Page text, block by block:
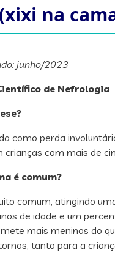
na
junho/2023
de Nefrologia
como perda
crianças com mais de
é comum?
comum, atingindo
de idade e um
mais meninos do
tanto para a